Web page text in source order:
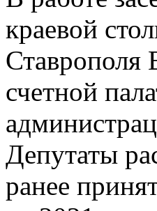
краевой
Ставрополя
счетной
Депутаты
ранее